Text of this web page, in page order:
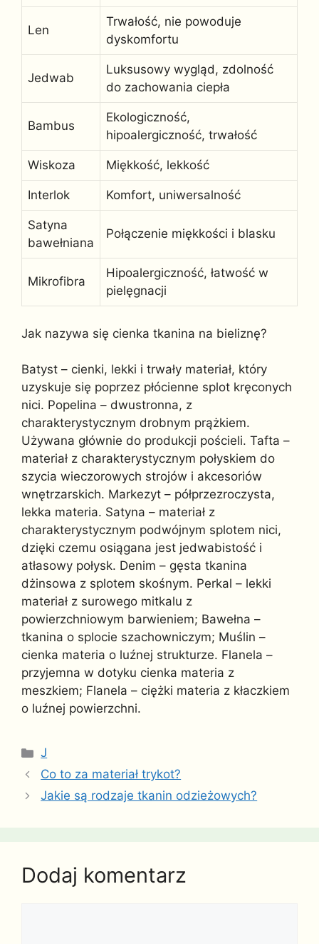
Len
Trwałość, nie powoduje
dyskomfortu
Jedwab
Luksusowy wygląd, zdolność
do zachowania ciepła
Bambus
Ekologiczność,
hipoalergiczność, trwałość
Wiskoza Miękkość, lekkość
Interlok Komfort, uniwersalność
Satyna
bawełniana
Połączenie miękkości i blasku
Mikrofibra
Hipoalergiczność, łatwość w
pielęgnacji
Jak nazywa się cienka tkanina na bieliznę?
Batyst – cienki, lekki i trwały materiał, który
uzyskuje się poprzez płócienne splot kręconych
nici. Popelina – dwustronna, z
charakterystycznym drobnym prążkiem.
Używana głównie do produkcji pościeli. Tafta –
materiał z charakterystycznym połyskiem do
szycia wieczorowych strojów i akcesoriów
wnętrzarskich. Markezyt – półprzezroczysta,
lekka materia. Satyna – materiał z
charakterystycznym podwójnym splotem nici,
dzięki czemu osiągana jest jedwabistość i
atłasowy połysk. Denim – gęsta tkanina
dżinsowa z splotem skośnym. Perkal – lekki
materiał z surowego mitkalu z
powierzchniowym barwieniem; Bawełna –
tkanina o splocie szachowniczym; Muślin –
cienka materia o luźnej strukturze. Flanela –
przyjemna w dotyku cienka materia z
meszkiem; Flanela – ciężki materia z kłaczkiem
o luźnej powierzchni.
Kategorie
J
Co to za materiał trykot?
Jakie są rodzaje tkanin odzieżowych?
Dodaj komentarz